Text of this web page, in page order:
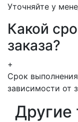
Уточняйте у
Какой
заказа?
+
Срок
зависимости от
Другие